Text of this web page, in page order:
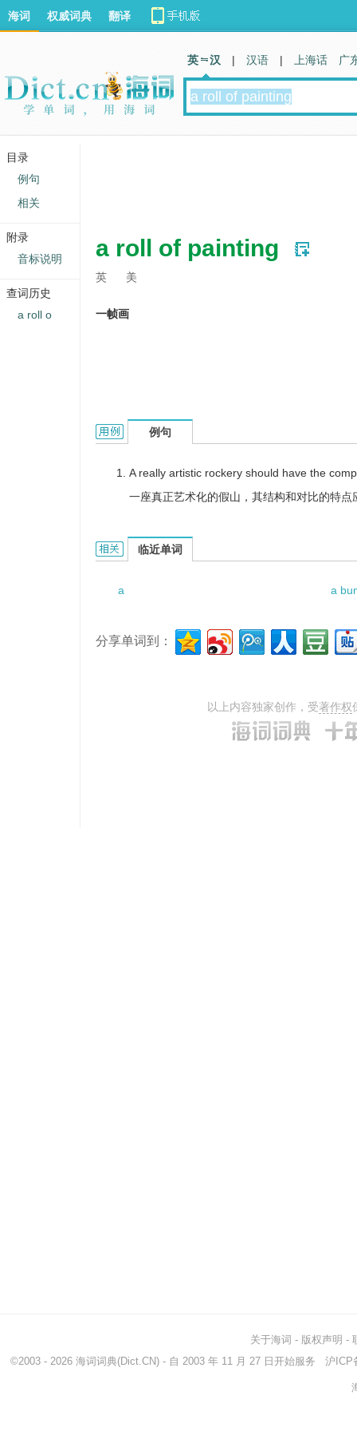
a roll of painting
英 美
一帧画
a roll of painting的用法和样例：
例句
A really artistic rockery should have the
一座真正艺术化的假山，其结构和对比的特点
a roll of painting的相关资料：
临近单词
a a
分享单词到：
以上内容独家创作，受著作权
海词 权威词典 翻译
英 汉 | 汉语 | 上海话 广
关于海词 - 版权声明 -
©2003 - 2026 海词词典(Dict.CN) - 自 2003 年 11 月 27 日开始服务 沪ICP
目录
例句
相关
附录
音标说明
查词历史
a roll o